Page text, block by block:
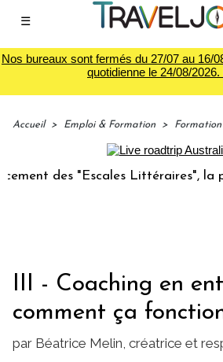
☰
Nos bureaux sont fermés du 27/07 au 16/
quotidienne le 24/08/2026.
Accueil > Emploi & Formation > Formation
"Escales Littéraires", la
III - Coaching en
comment ça
par Béatrice Melin, créatrice et